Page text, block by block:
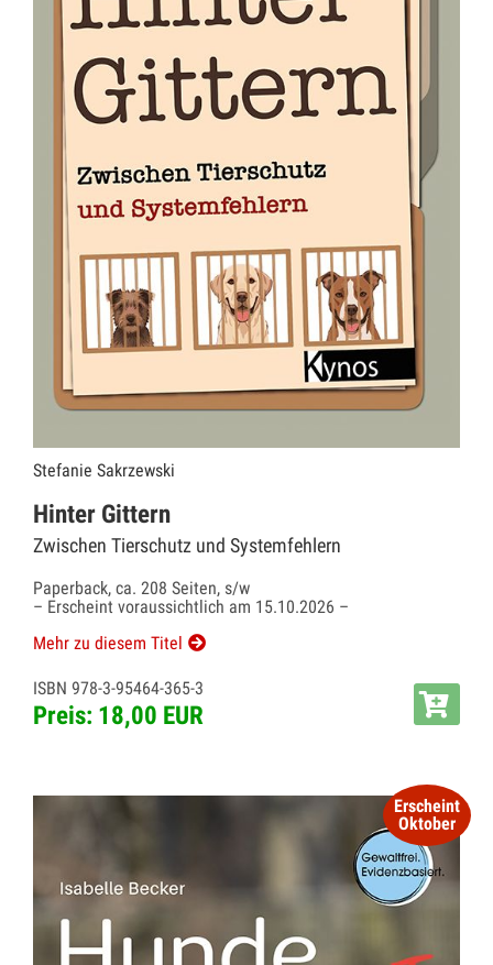
Stefanie Sakrzewski
Hinter Gittern
Zwischen Tierschutz und Systemfehlern
Paperback, ca. 208 Seiten, s/w
– Erscheint voraussichtlich am 15.10.2026 –
Mehr zu diesem Titel
ISBN 978-3-95464-365-3
Preis: 18,00 EUR
Erscheint
Oktober